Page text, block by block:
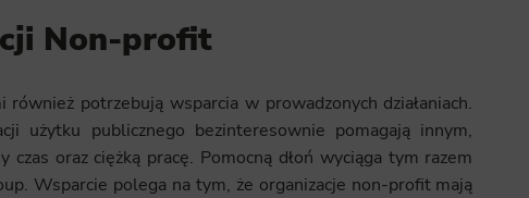
Pozycjonowanie marki
Non-profit
potrzebują wsparcia w prowadzonych działaniach.
użytku publicznego bezinteresownie pomagają innym,
czas oraz ciężką pracę. Pomocną dłoń wyciąga tym razem
Wsparcie polega na tym, że organizacje non-profit mają